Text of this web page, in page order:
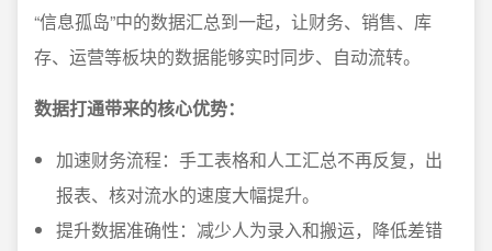
“信息孤岛”中的数据汇总到一起，让财务、销售、库
存、运营等板块的数据能够实时同步、自动流转。
数据打通带来的核心优势：
加速财务流程：手工表格和人工汇总不再反复，出
报表、核对流水的速度大幅提升。
提升数据准确性：减少人为录入和搬运，降低差错